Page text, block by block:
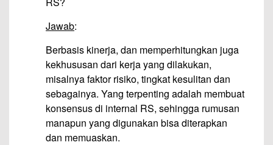
Jawab:
Berbasis kinerja, dan memperhitungkan juga
kekhususan dari kerja yang dilakukan,
misalnya faktor risiko, tingkat kesulitan dan
sebagainya. Yang terpenting adalah membuat
konsensus di internal RS, sehingga rumusan
manapun yang digunakan bisa diterapkan
dan memuaskan.